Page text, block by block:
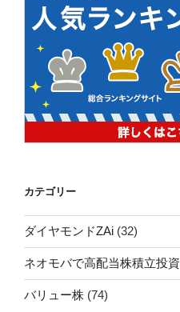
カテゴリー
ダイヤモンドZAi (32)
ネオモバで高配当株積立投資
バリュー株 (74)